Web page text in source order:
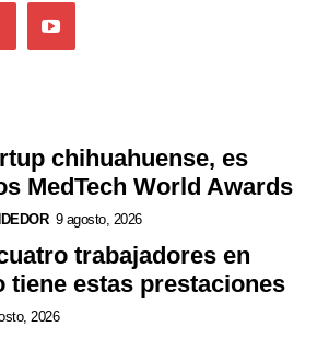
chihuahuense, es
MedTech World Awards
9 agosto, 2026
trabajadores en
tiene estas prestaciones
2026